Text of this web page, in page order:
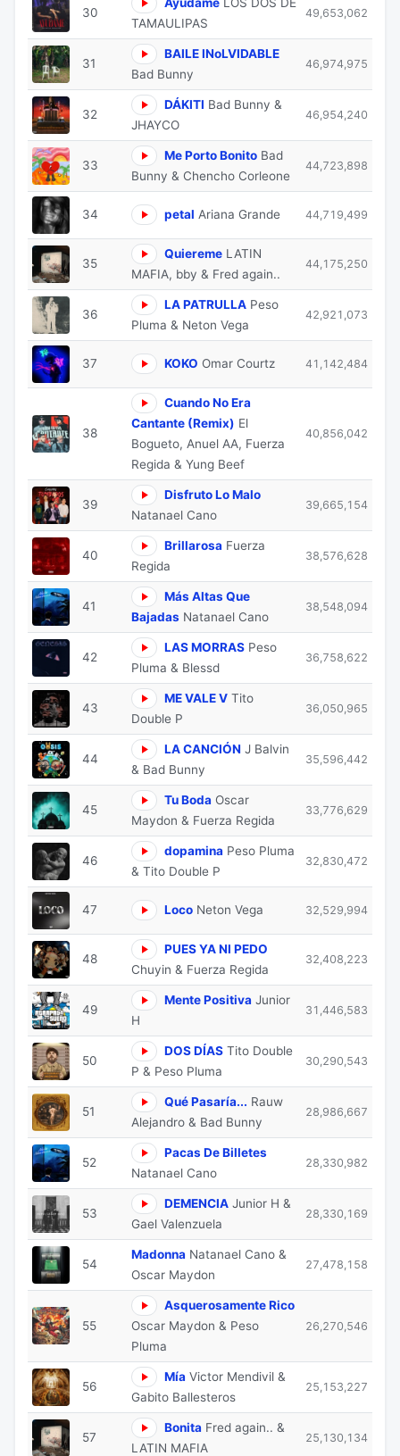
30
TAMAULIPAS
49,653,062
31
BAILE INoLVIDABLE
Bad Bunny
46,974,975
32
DÁKITI Bad Bunny &
JHAYCO
46,954,240
33
Me Porto Bonito Bad
Bunny & Chencho Corleone
44,723,898
34 petal Ariana Grande 44,719,499
35
Quiereme LATIN
MAFIA, bby & Fred again..
44,175,250
36
LA PATRULLA Peso
Pluma & Neton Vega
42,921,073
37 KOKO Omar Courtz 41,142,484
38
Cuando No Era
Cantante (Remix) El
Bogueto, Anuel AA, Fuerza
Regida & Yung Beef
40,856,042
39
Disfruto Lo Malo
Natanael Cano
39,665,154
40
Brillarosa Fuerza
Regida
38,576,628
41
Más Altas Que
Bajadas Natanael Cano
38,548,094
42
LAS MORRAS Peso
Pluma & Blessd
36,758,622
43
ME VALE V Tito
Double P
36,050,965
44
LA CANCIÓN J Balvin
& Bad Bunny
35,596,442
45
Tu Boda Oscar
Maydon & Fuerza Regida
33,776,629
46
dopamina Peso Pluma
& Tito Double P
32,830,472
47 Loco Neton Vega 32,529,994
48
PUES YA NI PEDO
Chuyin & Fuerza Regida
32,408,223
49
Mente Positiva Junior
H
31,446,583
50
DOS DÍAS Tito Double
P & Peso Pluma
30,290,543
51
Qué Pasaría... Rauw
Alejandro & Bad Bunny
28,986,667
52
Pacas De Billetes
Natanael Cano
28,330,982
53
DEMENCIA Junior H &
Gael Valenzuela
28,330,169
54
Madonna Natanael Cano &
Oscar Maydon
27,478,158
55
Asquerosamente Rico
Oscar Maydon & Peso
Pluma
26,270,546
56
Mía Victor Mendivil &
Gabito Ballesteros
25,153,227
57
Bonita Fred again.. &
LATIN MAFIA
25,130,134